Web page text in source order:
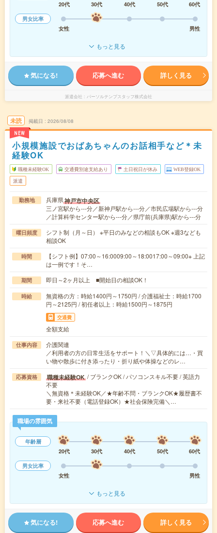
20代
30代 40代 50代
60代
男女比率
女性
男性
もっと見る
気になる! 応募へ進む 詳しく見る
派遣会社 パーソルテンプスタッフ株式会社
未読
NEW
掲載日 2026/08/08
小規模施設でおばあちゃんのお話相手など＊未
経験OK
職種未経験OK 交通費別途支給あり 土日祝日が休み WEB登録OK
派遣
勤務地 兵庫県神戸市中央区
三ノ宮駅から---分／新神戸駅から---分／市民広場駅から---分
／計算科学センター駅から---分／県庁前(兵庫県)駅から---分
曜日頻度
シフト制（月～日） ※平日のみなどの相談もOK ※週3なども
相談OK
時間
【シフト例】07:00～16:0009:00～18:0017:00～09:00※ 上記
は一例です！そ…
期間 即日～2ヶ月以上 ■開始日の相談OK！
時給
無資格の方：時給1400円～1750円 / 介護福祉士：時給1700
円～2125円 / 初任者以上：時給1500円～1875円
交通費
全額支給
仕事内容
介護関連
／利用者の方の日常生活をサポート！＼▽具体的には…・買
い物や散歩に付き添ったり・折り紙や体操などのレ…
応募資格 職種未経験OK / ブランクOK / パソコンスキル不要 / 英語力
不要
＼無資格＊未経験OK／★年齢不問・ブランクOK★履歴書不
要・来社不要（電話登録OK）★社会保険完備＼…
職場の雰囲気
年齢層
20代
30代 40代 50代
60代
男女比率
女性
男性
もっと見る
気になる! 応募へ進む 詳しく見る